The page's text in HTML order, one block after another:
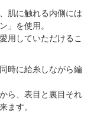
肌に触れる内側には
」を使用。
用していただけるこ
時に給糸しながら編
ら、表目と裏目それ
ます。